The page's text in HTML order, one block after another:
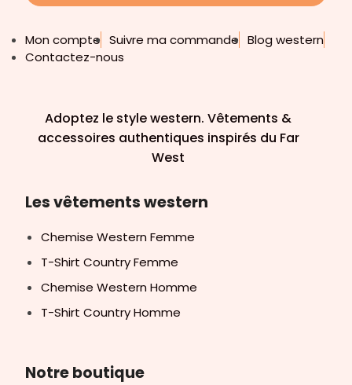
Mon compte Suivre ma commande Blog western
Contactez-nous
Adoptez le style western. Vêtements &
accessoires authentiques inspirés du Far
West
Les vêtements western
Chemise Western Femme
T-Shirt Country Femme
Chemise Western Homme
T-Shirt Country Homme
Notre boutique